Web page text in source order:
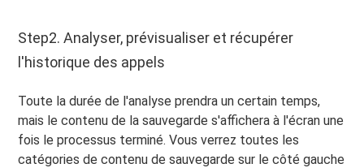
Step2. Analyser, prévisualiser et récupérer
l'historique des appels
Toute la durée de l'analyse prendra un certain temps,
mais le contenu de la sauvegarde s'affichera à l'écran une
fois le processus terminé. Vous verrez toutes les
catégories de contenu de sauvegarde sur le côté gauche